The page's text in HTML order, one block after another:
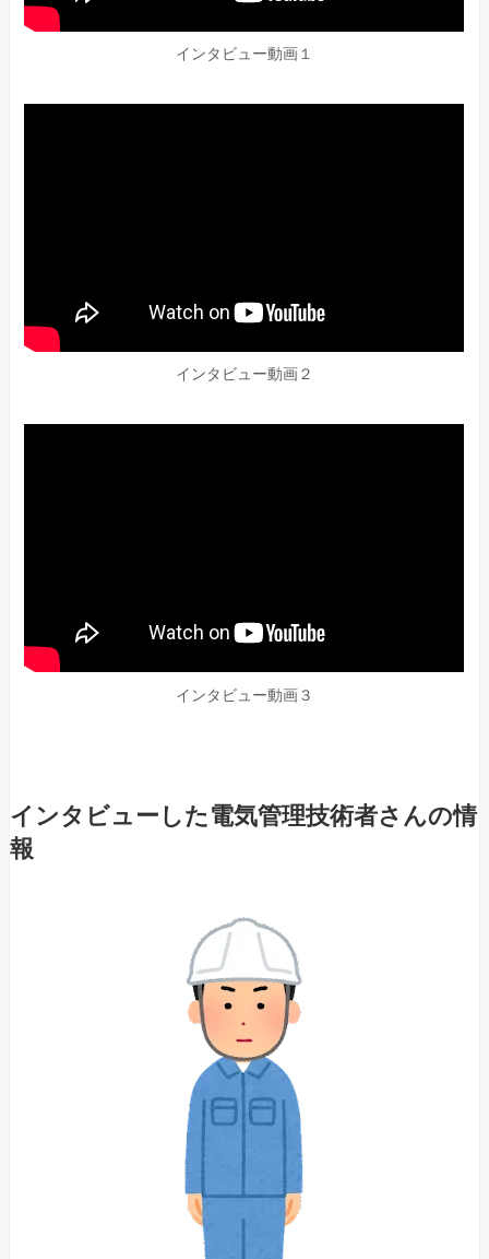
インタビュー動画１
インタビュー動画２
インタビュー動画３
インタビューした電気管理技術者さんの情
報